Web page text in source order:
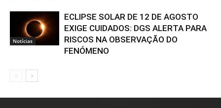
Notícias
ECLIPSE SOLAR DE 12 DE AGOSTO
EXIGE CUIDADOS: DGS ALERTA PARA
RISCOS NA OBSERVAÇÃO DO
FENÓMENO